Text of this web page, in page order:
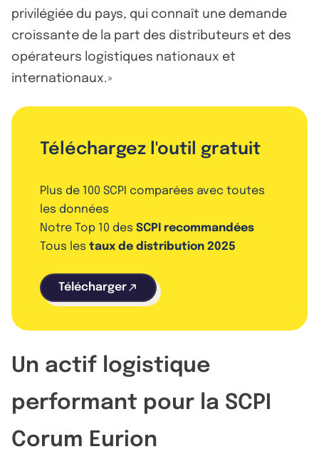
privilégiée du pays, qui connaît une demande
croissante de la part des distributeurs et des
opérateurs logistiques nationaux et
internationaux.»
Téléchargez l'outil gratuit
Plus de 100 SCPI comparées avec toutes
les données
Notre Top 10 des SCPI recommandées
Tous les taux de distribution 2025
Télécharger
Un actif logistique
performant pour la SCPI
Corum Eurion